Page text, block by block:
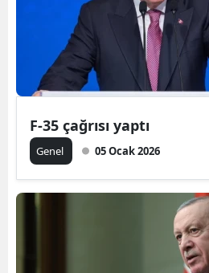
F-35 çağrısı yaptı
Genel 05 Ocak 2026